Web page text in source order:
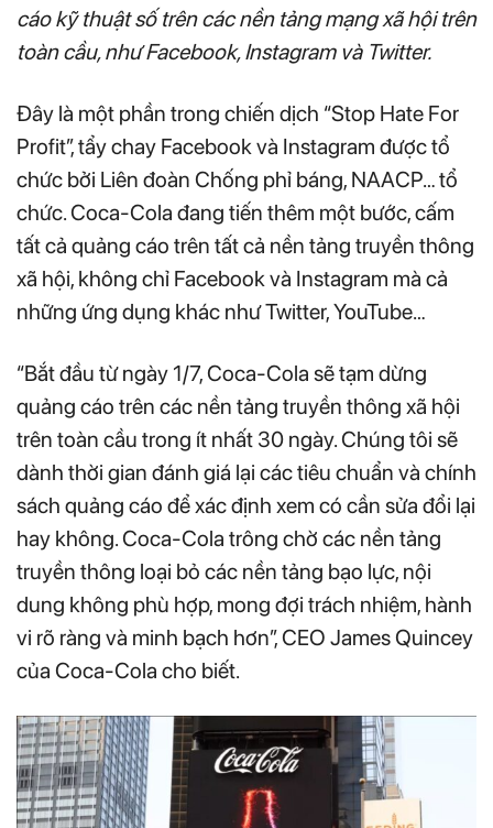
cáo kỹ thuật số trên các nền tảng mạng xã hội trên
toàn cầu, như Facebook, Instagram và Twitter.
Đây là một phần trong chiến dịch “Stop Hate For
Profit”, tẩy chay Facebook và Instagram được tổ
chức bởi Liên đoàn Chống phỉ báng, NAACP… tổ
chức. Coca-Cola đang tiến thêm một bước, cấm
tất cả quảng cáo trên tất cả nền tảng truyền thông
xã hội, không chỉ Facebook và Instagram mà cả
những ứng dụng khác như Twitter, YouTube…
“Bắt đầu từ ngày 1/7, Coca-Cola sẽ tạm dừng
quảng cáo trên các nền tảng truyền thông xã hội
trên toàn cầu trong ít nhất 30 ngày. Chúng tôi sẽ
dành thời gian đánh giá lại các tiêu chuẩn và chính
sách quảng cáo để xác định xem có cần sửa đổi lại
hay không. Coca-Cola trông chờ các nền tảng
truyền thông loại bỏ các nền tảng bạo lực, nội
dung không phù hợp, mong đợi trách nhiệm, hành
vi rõ ràng và minh bạch hơn”, CEO James Quincey
của Coca-Cola cho biết.